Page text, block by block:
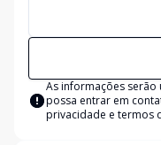
As informações serão
possa entrar em
privacidade e termos